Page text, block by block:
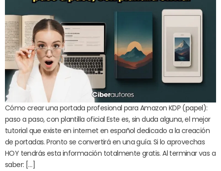
Cómo crear una portada profesional para Amazon KDP (papel):
paso a paso, con plantilla oficial Este es, sin duda alguna, el mejor
tutorial que existe en internet en español dedicado a la creación
de portadas. Pronto se convertirá en una guía. Si lo aprovechas
HOY tendrás esta información totalmente gratis. Al terminar vas a
saber: […]